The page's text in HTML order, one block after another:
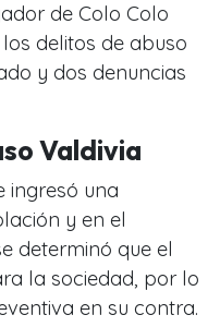
de Colo Colo
delitos de abuso
y dos denuncias
Valdivia
ingresó una
y en el
determinó que el
la sociedad, por lo
en su contra.